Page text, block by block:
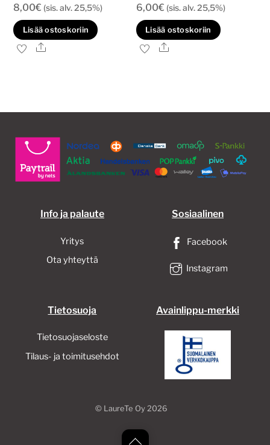
8,00€ (sis. alv. 25,5%)
Lisää ostoskoriin
Ale
6,00€ (sis. alv. 25,5%)
Lisää ostoskoriin
Ale
Info ja palaute
Yritys
Ota yhteyttä
Sosiaalinen
Facebook
Instagram
Tietosuoja
Tietosuojaseloste
Tilaus- ja toimitusehdot
Avainlippu-merkki
Back
© LaureTe Oy2026